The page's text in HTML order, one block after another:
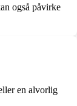
også påvirke
en alvorlig